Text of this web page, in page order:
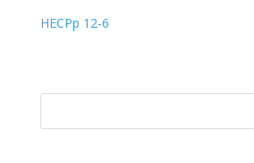
HECPp 12-6